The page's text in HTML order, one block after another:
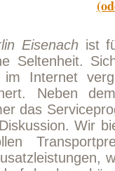
ist für ein
Sicher
verglichen
dem
Serviceprogramm
Wir bieten
auch
welche
können. Ihr
gern, bei all ihren
abgestimmtes
vor.